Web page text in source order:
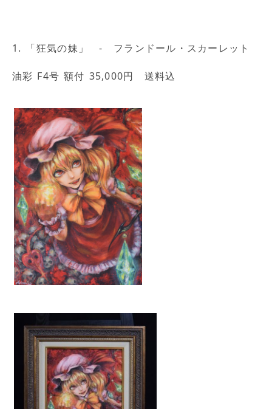
1. 「狂気の妹」 - フランドール・スカーレット
油彩 F4号 額付 35,000円 送料込